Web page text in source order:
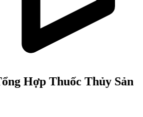
Hợp Thuốc Thủy Sản